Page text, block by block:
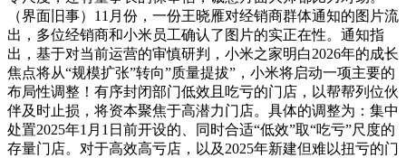
（界面旧事）11月份，一份王晓雁对经销商群体通知的图片流
出，多位经销商和小米员工确认了图片的实正在性。通知指
出，基于对当前运营的审慎研判，小米之家明白2026年的成长
焦点将从“规模扩张”转向”质量提拔”，小米将启动一项主要的
布局性调整！有序封闭部门低效且吃亏的门店，以帮帮列位伙
伴及时止损，将资本聚焦于高潜力门店。具体的调整为：集中
处置2025年1月1日前开设的、同时合适“低效”取“吃亏”尺度的
存量门店。对于高效高亏店，以及2025年新建但难以扭亏的门